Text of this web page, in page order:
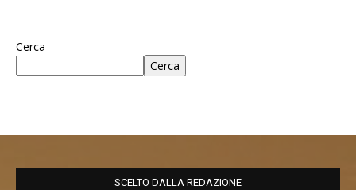
Cerca
Cerca
SCELTO DALLA REDAZIONE